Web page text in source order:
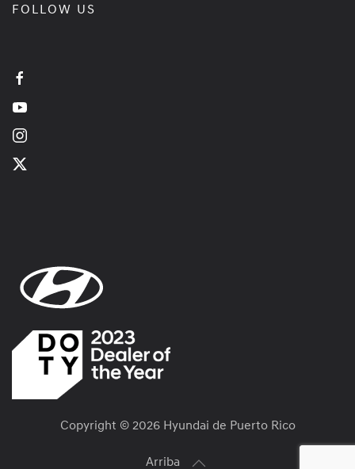
FOLLOW US
Copyright © 2026 Hyundai de Puerto Rico
Arriba